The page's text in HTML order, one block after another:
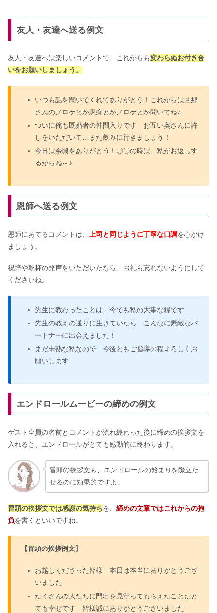
友人・友達へ送る例文
友人・友達へは楽しいコメントで、これからも変わらぬお付き合
いをお願いしましょう。
いつも話を聞いてくれてありがとう！これからは旦那
さんのノロケとか愚痴とかノロケとか聞いてね♪
ついに俺も既婚者の仲間入りです お互い奥さんに許
しをいただいて…また飲みに行きましょう！
今日は余興をありがとう！〇〇の時は、私がお返しす
るからね～♪
恩師へ送る例文
恩師にあてるコメントは、 上司と同じように丁寧な口調を心がけ
ましょう。
祝辞や乾杯の発声をいただいたなら、お礼も忘れないようにして
くださいね。
先生に教わったことは 今でも私の大事な糧です
先生の教えの通りに生きていたら こんなに素敵なパ
ートナーに出会えました！
まだ未熟な私なので 今後ともご指導の程よろしくお
願いします
エンドロールムービーの締めの例文
ゲスト全員の名前とコメントが流れ終わった後に締めの挨拶文を
入れると、エンドロールがとても感動的に終わります。
冒頭の挨拶文も、エンドロールの始まりを際立た
せるのに効果的ですよ。
冒頭の挨拶文では感謝の気持ちを、 締めの文章ではこれからの抱
負を書くといいですね。
【冒頭の挨拶例文】
お越しくださった皆様 本日は本当にありがとうござ
いました
たくさんの人たちに門出を見守ってもらえたことたと
ても幸せです 皆様誠にありがとうございました